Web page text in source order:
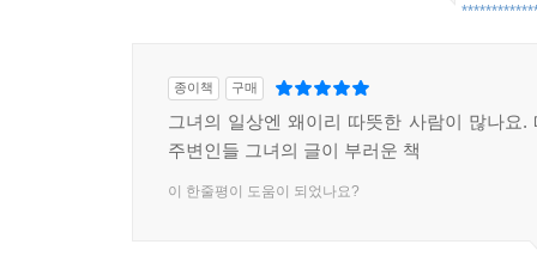
종이책 구매
그녀의 일상엔 왜이리 따뜻한 사람이 많나요.
주변인들 그녀의 글이 부러운 책
이 한줄평이 도움이 되었나요?